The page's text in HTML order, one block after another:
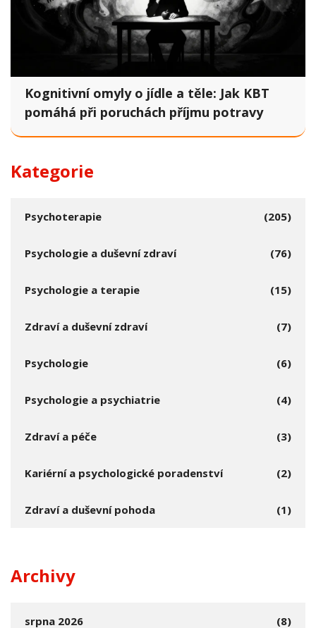
Kognitivní omyly o jídle a těle: Jak KBT
pomáhá při poruchách příjmu potravy
Kategorie
Psychoterapie (205)
Psychologie a duševní zdraví (76)
Psychologie a terapie (15)
Zdraví a duševní zdraví (7)
Psychologie (6)
Psychologie a psychiatrie (4)
Zdraví a péče (3)
Kariérní a psychologické poradenství (2)
Zdraví a duševní pohoda (1)
Archivy
srpna 2026 (8)